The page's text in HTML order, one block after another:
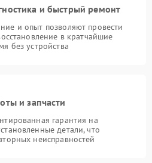
и быстрый ремонт
и опыт позволяют провести
в кратчайшие
без устройства
и запчасти
гарантия на
детали, что
неисправностей